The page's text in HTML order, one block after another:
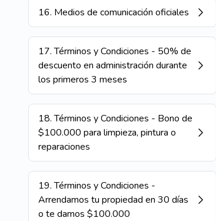
16. Medios de comunicación oficiales
17.Términos y Condiciones - 50% de
descuento en administración durante
los primeros 3 meses
18.Términos y Condiciones - Bono de
$100.000 para limpieza, pintura o
reparaciones
19.Términos y Condiciones -
Arrendamos tu propiedad en 30 días
o te damos $100.000